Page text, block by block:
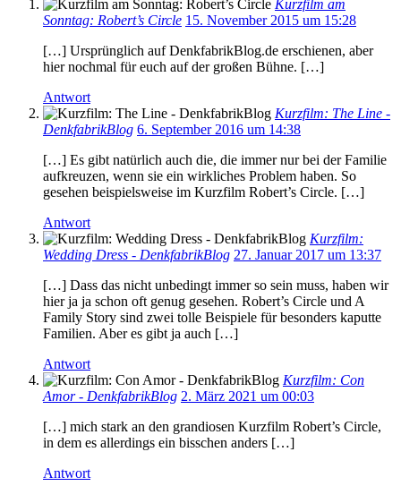
Kurzfilm am
Sonntag: Robert’s Circle 15. November 2015 um 15:28
[…] Ursprünglich auf DenkfabrikBlog.de erschienen, aber
hier nochmal für euch auf der großen Bühne. […]
Antwort
Kurzfilm: The Line -
DenkfabrikBlog 6. September 2016 um 14:38
[…] Es gibt natürlich auch die, die immer nur bei der Familie
aufkreuzen, wenn sie ein wirkliches Problem haben. So
gesehen beispielsweise im Kurzfilm Robert’s Circle. […]
Antwort
Kurzfilm:
Wedding Dress - DenkfabrikBlog 27. Januar 2017 um 13:37
[…] Dass das nicht unbedingt immer so sein muss, haben wir
hier ja ja schon oft genug gesehen. Robert’s Circle und A
Family Story sind zwei tolle Beispiele für besonders kaputte
Familien. Aber es gibt ja auch […]
Antwort
Kurzfilm: Con
Amor - DenkfabrikBlog 2. März 2021 um 00:03
[…] mich stark an den grandiosen Kurzfilm Robert’s Circle,
in dem es allerdings ein bisschen anders […]
Antwort